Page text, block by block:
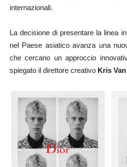
internazionali.
La decisione di presentare la linea
nel Paese asiatico avanza una
che cercano un approccio
spiegato il direttore creativo Kris